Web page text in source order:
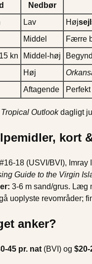
Nedbør
Lav Højsejl
Middel
Færre
kn Middel-høj
Høj
Aftagende
Outlookdagligt
kort
18 (USVI/BVI),
Guide to the Virgin
3-6 m sand/grus. Læg
uoplyste revområder;
anker?
45 pr. nat (BVI) og $20-